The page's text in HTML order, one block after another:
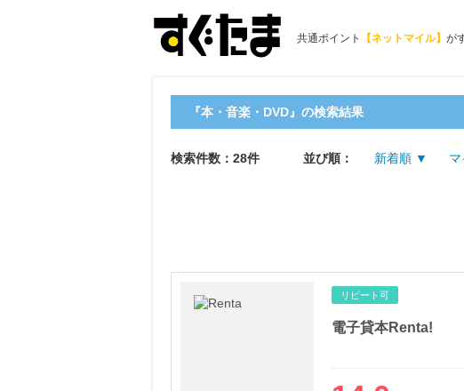
共通ポイント 【ネットマイル】 が
『本・音楽・DVD』の検索結果
検索件数：28件 並び順： 新着順 ▼
リピート可
電子貸本Renta!